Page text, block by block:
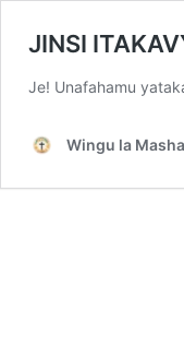
JINSI
Je! Unafahamu
Wingu la